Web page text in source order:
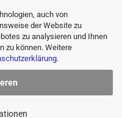
auch von
der Website zu
zu analysieren und Ihnen
zu können. Weitere
.